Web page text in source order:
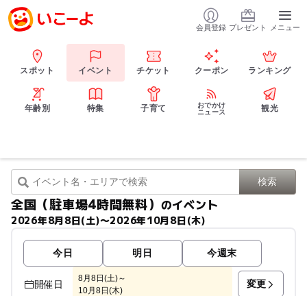
会員登録 プレゼント メニュー
スポット イベント チケット クーポン ランキング
年齢別 特集 子育て
おでかけ
ニュース
観光
全国（駐車場4時間無料） のイベント
2026年8月8日(土)〜2026年10月8日(木)
今日 明日 今週末
開催日
8月8日(土)～
10月8日(木)
変更